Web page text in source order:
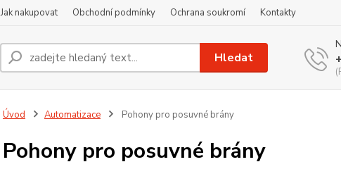
Jak nakupovat Obchodní podmínky Ochrana soukromí Kontakty
Hledat
Úvod Automatizace Pohony pro posuvné brány
Pohony pro posuvné brány